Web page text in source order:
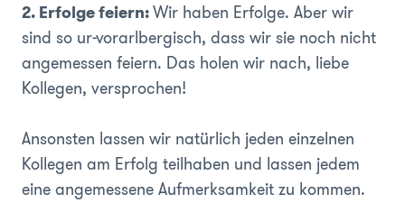
2. Erfolge feiern:Wir haben Erfolge. Aber wir
sind so ur-vorarlbergisch, dass wir sie noch nicht
angemessen feiern. Das holen wir nach, liebe
Kollegen, versprochen!
Ansonsten lassen wir natürlich jeden einzelnen
Kollegen am Erfolg teilhaben und lassen jedem
eine angemessene Aufmerksamkeit zu kommen.